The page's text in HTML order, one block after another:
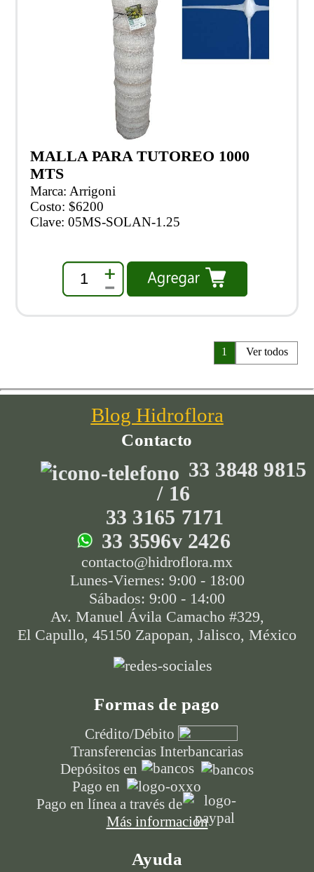
MALLA PARA TUTOREO 1000
MTS
Marca: Arrigoni
Costo: $6200
Clave: 05MS-SOLAN-1.25
1
1 Ver todos
Blog Hidroflora
Contacto
33 3848 9815
/ 16
33 3165 7171
33 3596v 2426
contacto@hidroflora.mx
Lunes-Viernes: 9:00 - 18:00
Sábados: 9:00 - 14:00
Av. Manuel Ávila Camacho #329,
El Capullo, 45150 Zapopan, Jalisco, México
Formas de pago
Crédito/Débito
Transferencias Interbancarias
Depósitos en
Pago en
Pago en línea a través de
Más información
Ayuda